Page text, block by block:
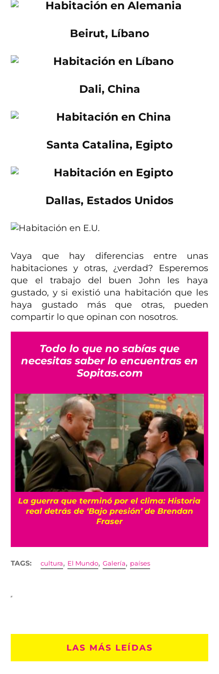
Beirut, Líbano
Dali, China
Santa Catalina, Egipto
Dallas, Estados Unidos
Vaya que hay diferencias entre unas
habitaciones y otras, ¿verdad? Esperemos
que el trabajo del buen John les haya
gustado, y si existió una habitación que les
haya gustado más que otras, pueden
compartir lo que opinan con nosotros.
Todo lo que no sabías que
necesitas saber lo encuentras en
Sopitas.com
La guerra que terminó por el clima: Historia
real detrás de ‘Bajo presión’ de Brendan
Fraser
TAGS: cultura, El Mundo,Galería, países
LAS MÁS LEÍDAS